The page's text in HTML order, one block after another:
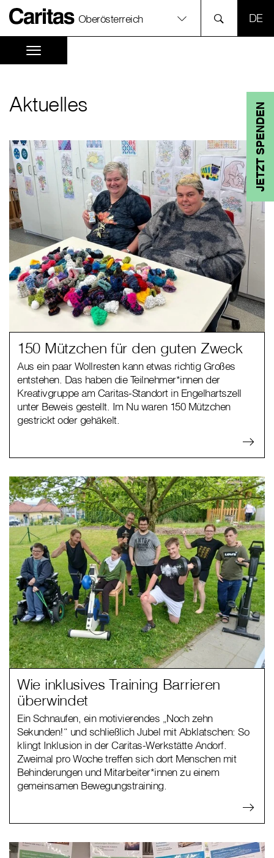
Oberösterreich
JETZT SPENDEN
Aktuelles
150 Mützchen für den guten Zweck
Aus ein paar Wollresten kann etwas richtig Großes
entstehen. Das haben die Teilnehmer*innen der
Kreativgruppe am Caritas-Standort in Engelhartszell
unter Beweis gestellt. Im Nu waren 150 Mützchen
gestrickt oder gehäkelt.
Wie inklusives Training Barrieren
überwindet
Ein Schnaufen, ein motivierendes „Noch zehn
Sekunden!“ und schließlich Jubel mit Abklatschen: So
klingt Inklusion in der Caritas-Werkstätte Andorf.
Zweimal pro Woche treffen sich dort Menschen mit
Behinderungen und Mitarbeiter*innen zu einem
gemeinsamen Bewegungstraining.